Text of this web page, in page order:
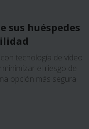
sus huéspedes
tecnología de vídeo
el riesgo de
opción más segura